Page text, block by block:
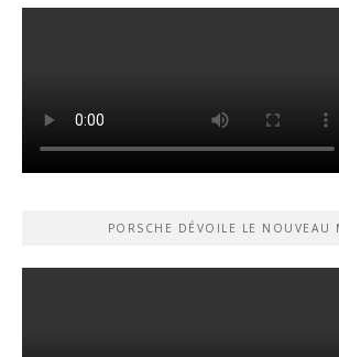
PORSCHE DÉVOILE LE NOUVEAU